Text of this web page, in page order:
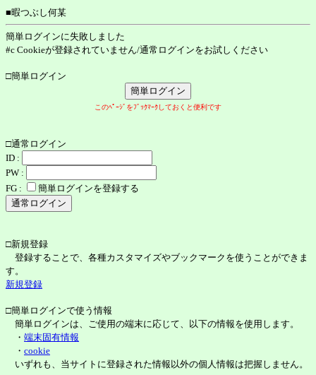
■暇つぶし何某
簡単ログインに失敗しました
#c Cookieが登録されていません/通常ログインをお試しください
□簡単ログイン
このﾍﾟｰｼﾞをﾌﾞｯｸﾏｰｸしておくと便利です
□通常ログイン
ID :
PW :
FG :
簡単ログインを登録する
□新規登録
登録することで、各種カスタマイズやブックマークを使うことができま
す。
新規登録
□簡単ログインで使う情報
簡単ログインは、ご使用の端末に応じて、以下の情報を使用します。
・ 端末固有情報
・ cookie
いずれも、当サイトに登録された情報以外の個人情報は把握しません。